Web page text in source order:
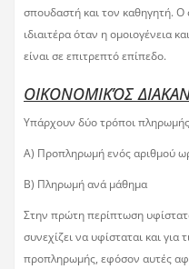
σπουδαστή και τον καθηγητή. Ο
ιδιαιτέρα όταν η ομοιογένεια
είναι σε επιτρεπτό επίπεδο.
ΟΙΚΟΝΟΜΙΚΌΣ
Υπάρχουν δύο τρόποι
Α) Προπληρωμή ενός αριθμού
Β) Πληρωμή ανά μάθημα
Στην πρώτη περίπτωση
συνεχίζει να υφίσταται και
προπληρωμής, εφόσον αυτές